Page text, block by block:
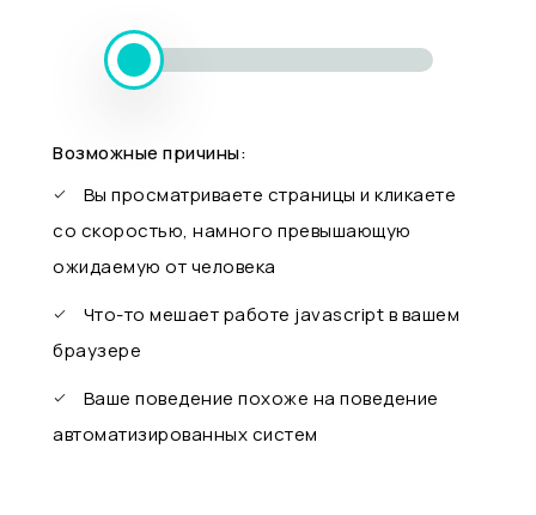
Возможные причины:
Вы просматриваете страницы и кликаете
со скоростью, намного превышающую
ожидаемую от человека
Что-то мешает работе javascript в вашем
браузере
Ваше поведение похоже на поведение
автоматизированных систем